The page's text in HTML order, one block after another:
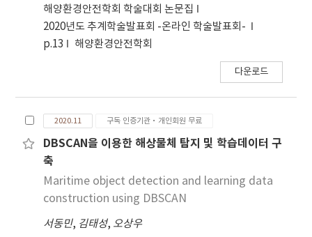
해양환경안전학회 학술대회 논문집
2020년도 추계학술발표회 -온라인 학술발표회-
p.13
해양환경안전학회
다운로드
2020.11 구독 인증기관·개인회원 무료
DBSCAN을 이용한 해상물체 탐지 및 학습데이터 구
축
Maritime object detection and learning data
construction using DBSCAN
서동민, 김태성, 오상우